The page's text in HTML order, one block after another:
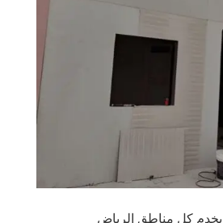
كل مناطق الرياض